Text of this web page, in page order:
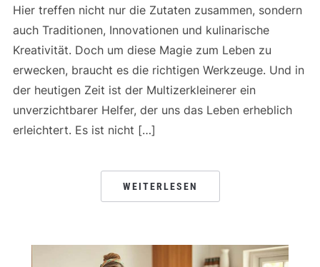
Hier treffen nicht nur die Zutaten zusammen, sondern
auch Traditionen, Innovationen und kulinarische
Kreativität. Doch um diese Magie zum Leben zu
erwecken, braucht es die richtigen Werkzeuge. Und in
der heutigen Zeit ist der Multizerkleinerer ein
unverzichtbarer Helfer, der uns das Leben erheblich
erleichtert. Es ist nicht […]
WEITERLESEN